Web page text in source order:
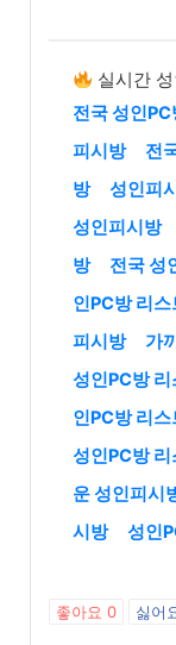
실시간
전국 성인
피시방
전
방
성인피
성인피시방
방
전국 성
인PC방 리스
피시방
가
성인PC방 리
인PC방 리스
성인PC방 리
운 성인피시
시방
성인
좋아요 0 싫어